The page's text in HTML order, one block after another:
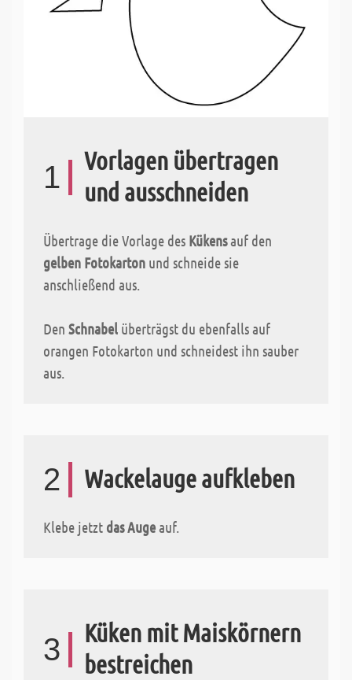
1
Vorlagen übertragen
und ausschneiden
Übertrage die Vorlage des Kükensauf den
gelben Fotokarton und schneide sie
anschließend aus.
Den Schnabel überträgst du ebenfalls auf
orangen Fotokarton und schneidest ihn sauber
aus.
2 Wackelauge aufkleben
Klebe jetzt das Augeauf.
3
Küken mit Maiskörnern
bestreichen